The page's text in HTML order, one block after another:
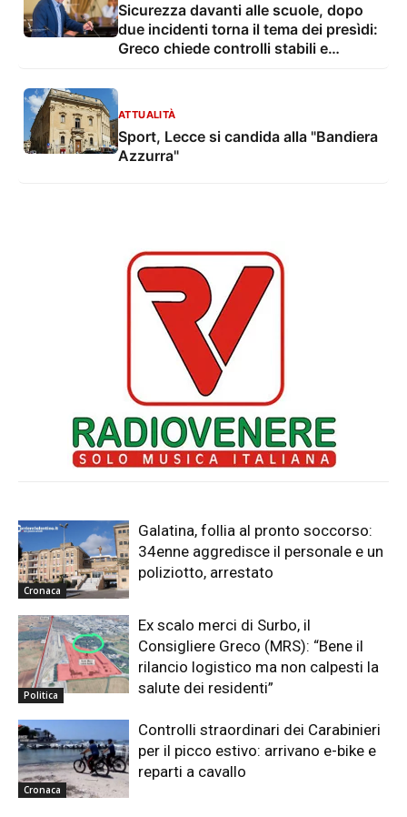
Sicurezza davanti alle scuole, dopo
due incidenti torna il tema dei presìdi:
Greco chiede controlli stabili e
ATTUALITÀ
Sport, Lecce si candida alla "Bandiera
Azzurra"
Cronaca
Galatina, follia al pronto soccorso:
34enne aggredisce il personale e un
poliziotto, arrestato
Politica
Ex scalo merci di Surbo, il
Consigliere Greco (MRS): “Bene il
rilancio logistico ma non calpesti la
salute dei residenti”
Cronaca
Controlli straordinari dei Carabinieri
per il picco estivo: arrivano e-bike e
reparti a cavallo